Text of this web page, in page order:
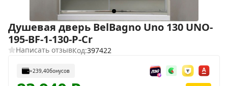
Душевая дверь BelBagno Uno 130 UNO-
195-BF-1-130-P-Cr
Написать отзывКод:397422
+239,40бонусов